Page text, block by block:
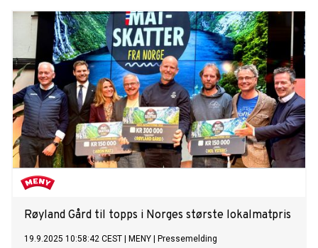
Røyland Gård til topps i Norges største lokalmatpris
19.9.2025 10:58:42 CEST MENY Pressemelding